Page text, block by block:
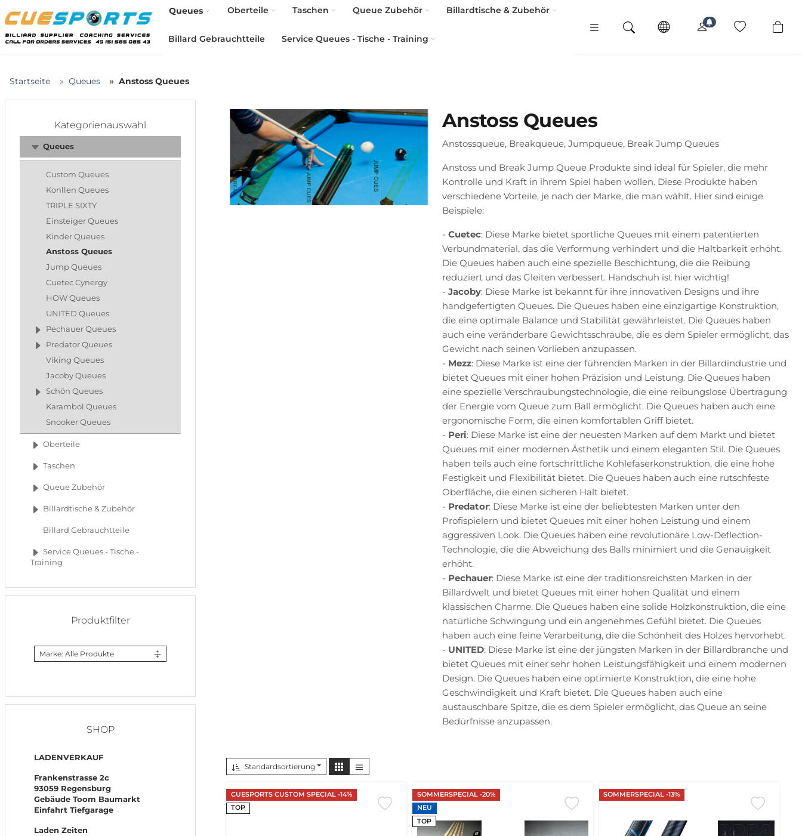
Queues Oberteile Taschen Queue Zubehör Billardtische & Zubehör
Billard Gebrauchtteile Service Queues - Tische - Training
Startseite Queues Anstoss Queues
Anstoss Queues
Anstossqueue, Breakqueue, Jumpqueue, Break Jump Queues
Anstoss und Break Jump Queue Produkte sind ideal für Spieler, die mehr
Kontrolle und Kraft in ihrem Spiel haben wollen. Diese Produkte haben
verschiedene Vorteile, je nach der Marke, die man wählt. Hier sind einige
Beispiele:
- Cuetec: Diese Marke bietet sportliche Queues mit einem patentierten
Verbundmaterial, das die Verformung verhindert und die Haltbarkeit erhöht.
Die Queues haben auch eine spezielle Beschichtung, die die Reibung
reduziert und das Gleiten verbessert. Handschuh ist hier wichtig!
- Jacoby: Diese Marke ist bekannt für ihre innovativen Designs und ihre
handgefertigten Queues. Die Queues haben eine einzigartige Konstruktion,
die eine optimale Balance und Stabilität gewährleistet. Die Queues haben
auch eine veränderbare Gewichtsschraube, die es dem Spieler ermöglicht, das
Gewicht nach seinen Vorlieben anzupassen.
- Mezz: Diese Marke ist eine der führenden Marken in der Billardindustrie und
bietet Queues mit einer hohen Präzision und Leistung. Die Queues haben
eine spezielle Verschraubungstechnologie, die eine reibungslose Übertragung
der Energie vom Queue zum Ball ermöglicht. Die Queues haben auch eine
ergonomische Form, die einen komfortablen Griff bietet.
- Peri: Diese Marke ist eine der neuesten Marken auf dem Markt und bietet
Queues mit einer modernen Ästhetik und einem eleganten Stil. Die Queues
haben teils auch eine fortschrittliche Kohlefaserkonstruktion, die eine hohe
Festigkeit und Flexibilität bietet. Die Queues haben auch eine rutschfeste
Oberfläche, die einen sicheren Halt bietet.
- Predator: Diese Marke ist eine der beliebtesten Marken unter den
Profispielern und bietet Queues mit einer hohen Leistung und einem
aggressiven Look. Die Queues haben eine revolutionäre Low-Deflection-
Technologie, die die Abweichung des Balls minimiert und die Genauigkeit
erhöht.
- Pechauer: Diese Marke ist eine der traditionsreichsten Marken in der
Billardwelt und bietet Queues mit einer hohen Qualität und einem
klassischen Charme. Die Queues haben eine solide Holzkonstruktion, die eine
natürliche Schwingung und ein angenehmes Gefühl bietet. Die Queues
haben auch eine feine Verarbeitung, die die Schönheit des Holzes hervorhebt.
- UNITED: Diese Marke ist eine der jüngsten Marken in der Billardbranche und
bietet Queues mit einer sehr hohen Leistungsfähigkeit und einem modernen
Design. Die Queues haben eine optimierte Konstruktion, die eine hohe
Geschwindigkeit und Kraft bietet. Die Queues haben auch eine
austauschbare Spitze, die es dem Spieler ermöglicht, das Queue an seine
Bedürfnisse anzupassen.
Standardsortierung
CUESPORTS CUSTOM SPECIAL -14%
TOP
SOMMERSPECIAL -20%
NEU
TOP
SOMMERSPECIAL -13%
Kategorienauswahl
Queues
Custom Queues
Konllen Queues
TRIPLE SIXTY
Einsteiger Queues
Kinder Queues
Anstoss Queues
Jump Queues
Cuetec Cynergy
HOW Queues
UNITED Queues
Pechauer Queues
Predator Queues
Viking Queues
Jacoby Queues
Schön Queues
Karambol Queues
Snooker Queues
Oberteile
Taschen
Queue Zubehör
Billardtische & Zubehör
Billard Gebrauchtteile
Service Queues - Tische -
Training
Produktfilter
Marke: Alle Produkte
SHOP
LADENVERKAUF
Frankenstrasse 2c
93059 Regensburg
Gebäude Toom Baumarkt
Einfahrt Tiefgarage
Laden Zeiten